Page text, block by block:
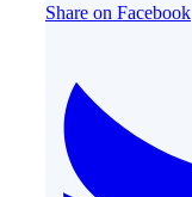
Share on Facebook